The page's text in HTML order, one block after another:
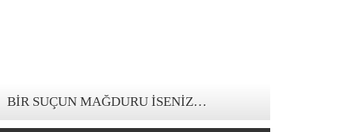
BIR SUÇUN MAĞDURU İSENIZ…